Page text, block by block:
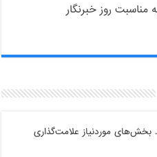
مناسبت روز خبرنگار
بخش‌های موردنیاز علامت‌گذاری